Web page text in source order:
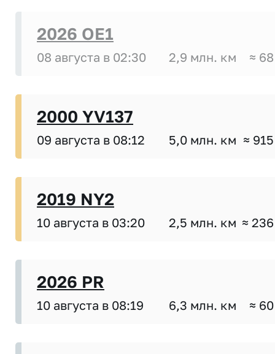
2026 OE1
08 августа в 02:30 2,9 млн. км ≈
2000 YV137
09 августа в 08:12 5,0 млн. км ≈
2019 NY2
10 августа в 03:20 2,5 млн. км ≈
2026 PR
10 августа в 08:19 6,3 млн. км ≈